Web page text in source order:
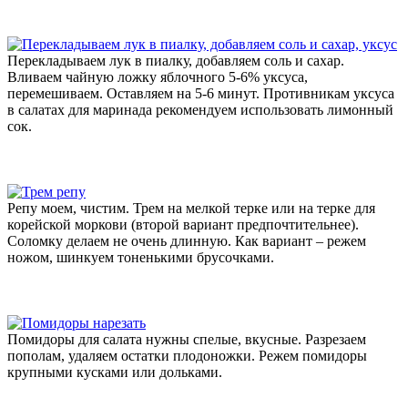
Перекладываем лук в пиалку, добавляем соль и сахар.
Вливаем чайную ложку яблочного 5-6% уксуса,
перемешиваем. Оставляем на 5-6 минут. Противникам уксуса
в салатах для маринада рекомендуем использовать лимонный
сок.
Репу моем, чистим. Трем на мелкой терке или на терке для
корейской моркови (второй вариант предпочтительнее).
Соломку делаем не очень длинную. Как вариант – режем
ножом, шинкуем тоненькими брусочками.
Помидоры для салата нужны спелые, вкусные. Разрезаем
пополам, удаляем остатки плодоножки. Режем помидоры
крупными кусками или дольками.